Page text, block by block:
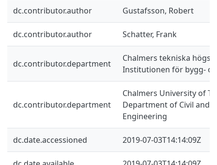
dc.contributor.author Gustafsson, Robert
dc.contributor.author Schatter, Frank
dc.contributor.department
Chalmers tekniska
Institutionen för bygg-
dc.contributor.department
Chalmers University of
Department of Civil and
Engineering
dc.date.accessioned 2019-07-03T14:14:09Z